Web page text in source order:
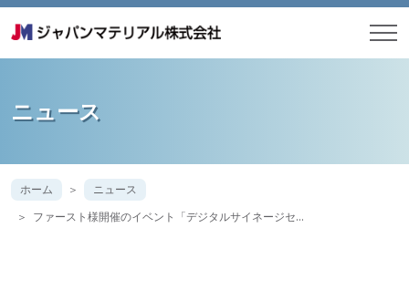
ニュース
ホーム
ニュース
ファースト様開催のイベント「デジタルサイネージセ…